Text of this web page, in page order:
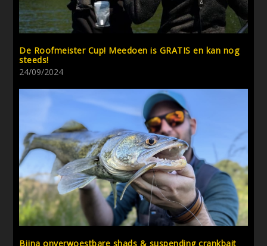
De Roofmeister Cup! Meedoen is GRATIS en kan nog
steeds!
24/09/2024
Bijna onverwoestbare shads & suspending crankbait